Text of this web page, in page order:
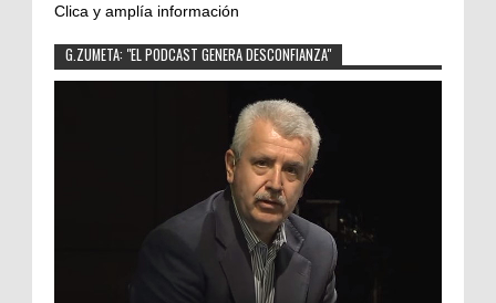
Clica y amplía información
G.ZUMETA: "EL PODCAST GENERA DESCONFIANZA"